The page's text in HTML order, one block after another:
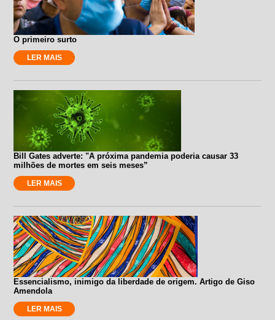
O primeiro surto
LER MAIS
Bill Gates adverte: "A próxima pandemia poderia causar 33
milhões de mortes em seis meses”
LER MAIS
Essencialismo, inimigo da liberdade de origem. Artigo de Giso
Amendola
LER MAIS